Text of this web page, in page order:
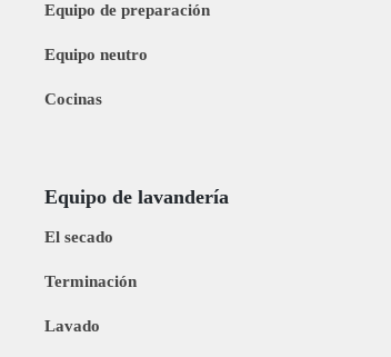
Equipo de preparación
Equipo neutro
Cocinas
Equipo de lavandería
El secado
Terminación
Lavado